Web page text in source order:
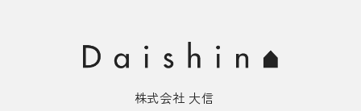
株式会社 大信